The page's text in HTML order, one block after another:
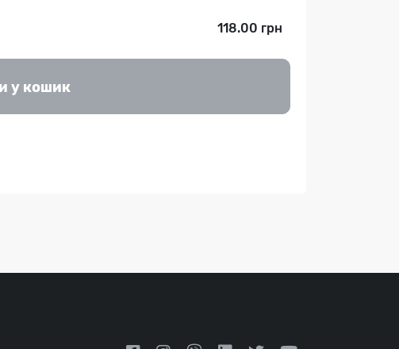
118.00 грн
у кошик